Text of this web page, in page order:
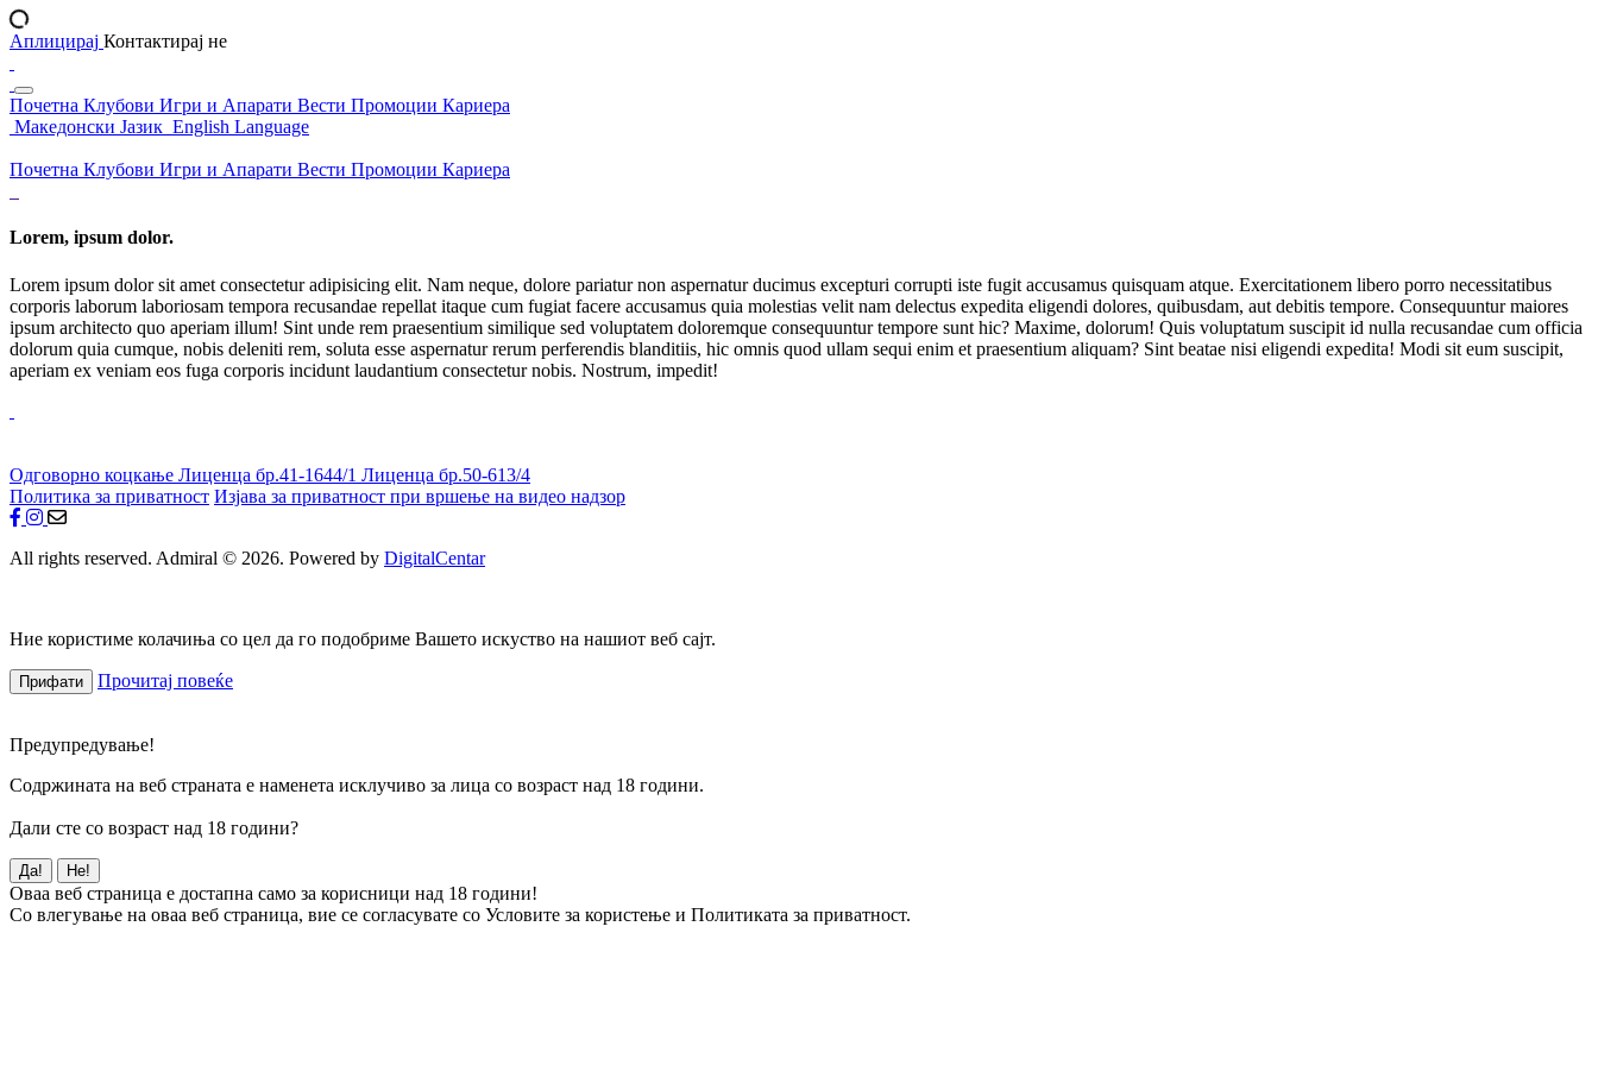
Аплицирај Контактирај не
Почетна Клубови Игри и Апарати Вести Промоции Кариера
Македонски Јазик English Language
Почетна Клубови Игри и Апарати Вести Промоции Кариера
Lorem, ipsum dolor.
Lorem ipsum dolor sit amet consectetur adipisicing elit. Nam neque, dolore pariatur non aspernatur ducimus excepturi corrupti iste fugit accusamus quisquam atque. Exercitationem libero porro necessitatibus
corporis laborum laboriosam tempora recusandae repellat itaque cum fugiat facere accusamus quia molestias velit nam delectus expedita eligendi dolores, quibusdam, aut debitis tempore. Consequuntur maiores
ipsum architecto quo aperiam illum! Sint unde rem praesentium similique sed voluptatem doloremque consequuntur tempore sunt hic? Maxime, dolorum! Quis voluptatum suscipit id nulla recusandae cum officia
dolorum quia cumque, nobis deleniti rem, soluta esse aspernatur rerum perferendis blanditiis, hic omnis quod ullam sequi enim et praesentium aliquam? Sint beatae nisi eligendi expedita! Modi sit eum suscipit,
aperiam ex veniam eos fuga corporis incidunt laudantium consectetur nobis. Nostrum, impedit!
Одговорно коцкање Лиценца бр.41-1644/1 Лиценца бр.50-613/4
Политика за приватност Изјава за приватност при вршење на видео надзор
All rights reserved. Admiral © 2026. Powered by DigitalCentar
Ние користиме колачиња со цел да го подобриме Вашето искуство на нашиот веб сајт.
Прифати Прочитај повеќе
Предупредување!
Содржината на веб страната е наменета исклучиво за лица со возраст над 18 години.
Дали сте со возраст над 18 години?
Да! Не!
Оваа веб страница е достапна само за корисници над 18 години!
Со влегување на оваа веб страница, вие се согласувате со Условите за користење и Политиката за приватност.